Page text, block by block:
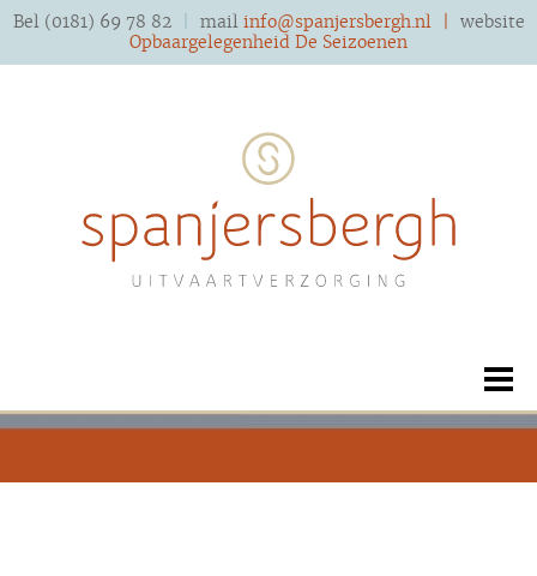
Bel (0181) 69 78 82 mail info@spanjersbergh.nl| website
Opbaargelegenheid De Seizoenen